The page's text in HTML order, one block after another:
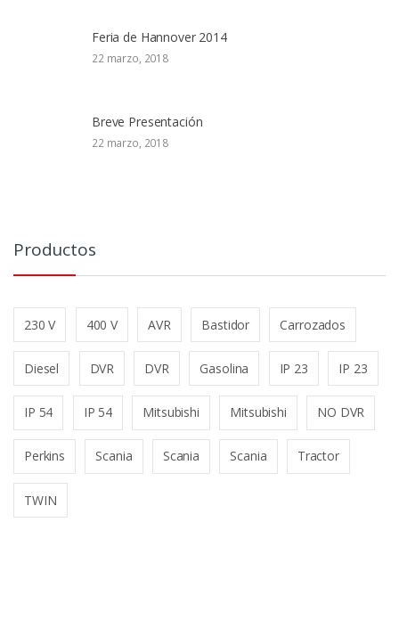
Feria de Hannover 2014
22 marzo, 2018
Breve Presentación
22 marzo, 2018
Productos
230 V 400 V AVR Bastidor Carrozados
Diesel DVR DVR Gasolina IP 23 IP 23
IP 54 IP 54 Mitsubishi Mitsubishi NO DVR
Perkins Scania Scania Scania Tractor
TWIN